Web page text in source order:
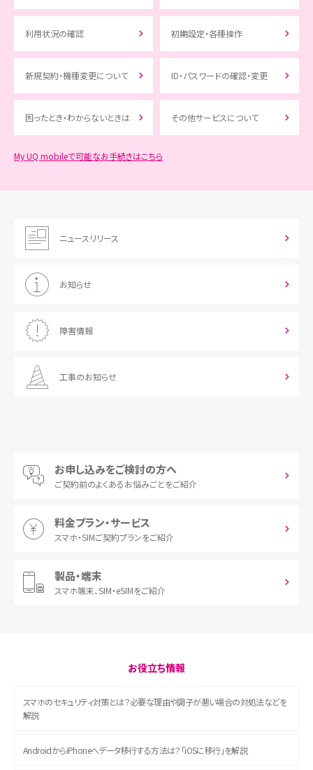
利用状況の確認 初期設定・各種操作
新規契約・機種変更について ID・パスワードの確認・変更
困ったとき・わからないときは その他サービスについて
My UQ mobileで可能なお手続きはこちら
ニュースリリース
お知らせ
障害情報
工事のお知らせ
お申し込みをご検討の方へ
ご契約前のよくあるお悩みごとをご紹介
料金プラン・サービス
スマホ・SIMご契約プランをご紹介
製品・端末
スマホ端末、SIM・eSIMをご紹介
お役立ち情報
スマホのセキュリティ対策とは？必要な理由や調子が悪い場合の対処法などを
解説
AndroidからiPhoneへデータ移行する方法は？「iOSに移行」を解説